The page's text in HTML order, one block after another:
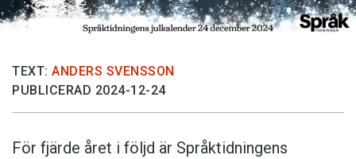
TEXT: ANDERS SVENSSON
PUBLICERAD 2024-12-24
För fjärde året i följd är Språktidningens